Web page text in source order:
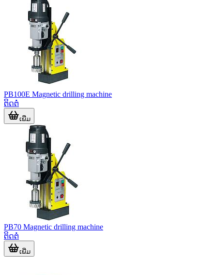
PB100E Magnetic drilling machine
ຕິດຕໍ່
ເພີ່ມ
PB70 Magnetic drilling machine
ຕິດຕໍ່
ເພີ່ມ